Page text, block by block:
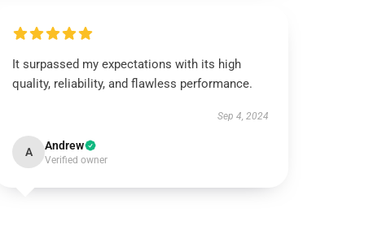
It surpassed my expectations with its high
quality, reliability, and flawless performance.
Sep 4, 2024
A Andrew
Verified owner